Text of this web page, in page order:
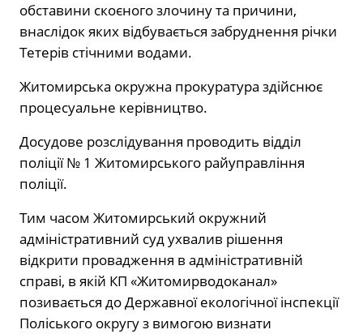
обставини скоєного злочину та причини,
внаслідок яких відбувається забруднення річки
Тетерів стічними водами.
Житомирська окружна прокуратура здійснює
процесуальне керівництво.
Досудове розслідування проводить відділ
поліції № 1 Житомирського райуправління
поліції.
Тим часом Житомирський окружний
адміністративний суд ухвалив рішення
відкрити провадження в адміністративній
справі, в якій КП «Житомирводоканал»
позивається до Державної екологічної інспекції
Поліського округу з вимогою визнати